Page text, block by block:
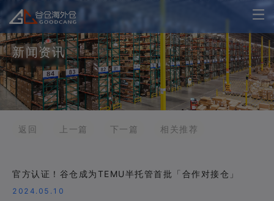
新闻资讯
返回 上一篇 下一篇 相关推荐
官方认证！谷仓成为TEMU半托管首批「合作对接仓」
2024.05.10